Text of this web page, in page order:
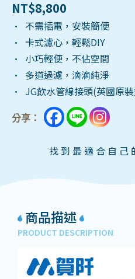
NT$8,800
• 不需插電，安裝簡便
• 卡式濾心，輕鬆DIY
• 小巧輕便，不佔空間
• 多道過濾，滴滴純淨
• JG飲水管線接頭(英國原
分享：
找到最適合自己
商品描述
PRODUCT DESCRIPTION